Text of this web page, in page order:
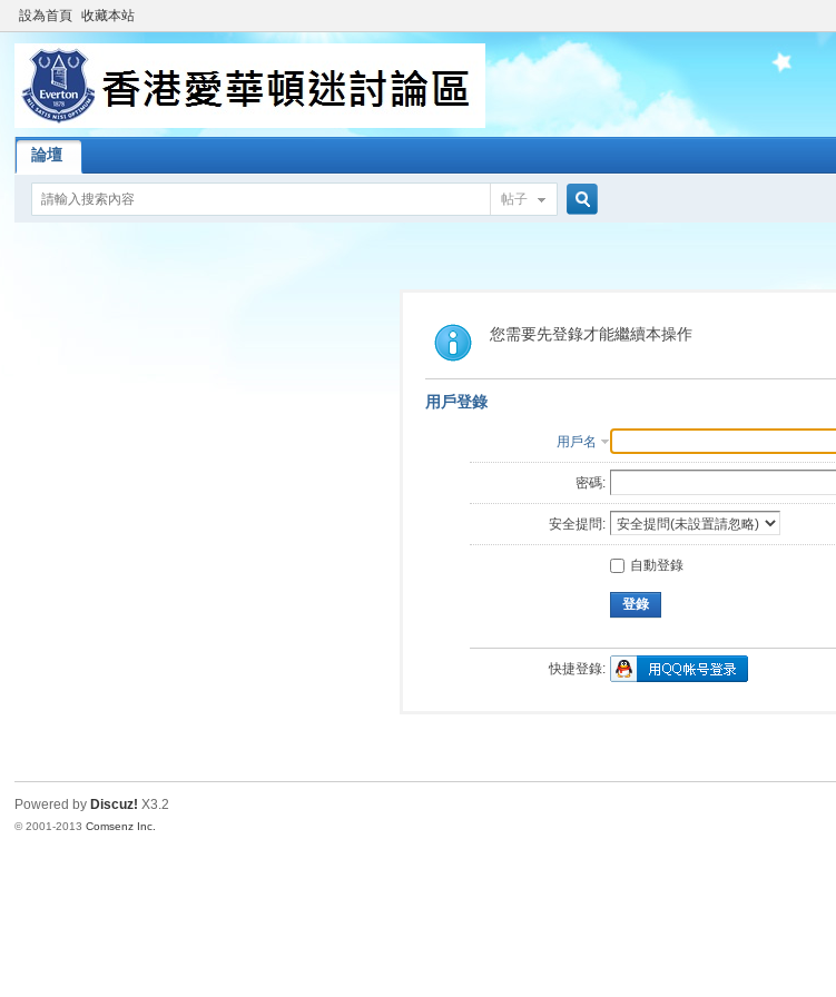
設為首頁 收藏本站
論壇
帖子
索
您需要先登錄才能繼續本操作
用戶登錄
用戶名
密碼:
安全提問:
自動登錄
登錄
快捷登錄:
Powered by Discuz! X3.2
© 2001-2013Comsenz Inc.